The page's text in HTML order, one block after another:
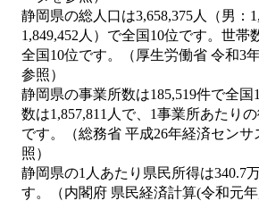
静岡県の総人口は3,658,375人（男：
1,849,452人）で全国10位です。世帯
全国10位です。（厚生労働省 令和3
参照）
静岡県の事業所数は185,519件で全
数は1,857,811人で、1事業所あたり
です。（総務省 平成26年経済センサ
照）
静岡県の1人あたり県民所得は340.7
す。（内閣府 県民経済計算(令和元年